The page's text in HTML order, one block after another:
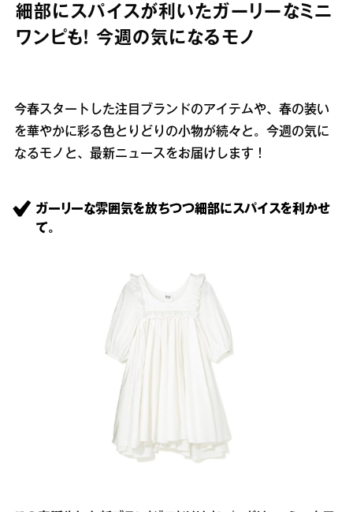
細部にスパイスが利いたガーリーなミニ
ワンピも！ 今週の気になるモノ
今春スタートした注目ブランドのアイテムや、春の装い
を華やかに彩る色とりどりの小物が続々と。今週の気に
なるモノと、最新ニュースをお届けします！
ガーリーな雰囲気を放ちつつ細部にスパイスを利かせ
て。